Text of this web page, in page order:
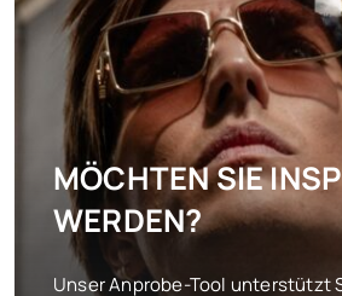
MÖCHTEN SIE
WERDEN?
Unser Anprobe-Tool unterstützt